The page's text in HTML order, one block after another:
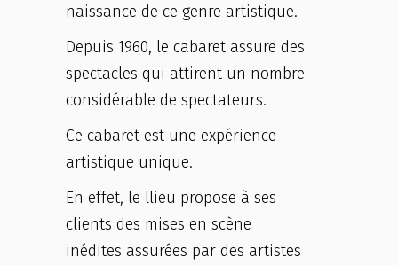
naissance de ce genre artistique.
Depuis 1960, le cabaret assure des
spectacles qui attirent un nombre
considérable de spectateurs.
Ce cabaret est une expérience
artistique unique.
En effet, le llieu propose à ses
clients des mises en scène
inédites assurées par des artistes